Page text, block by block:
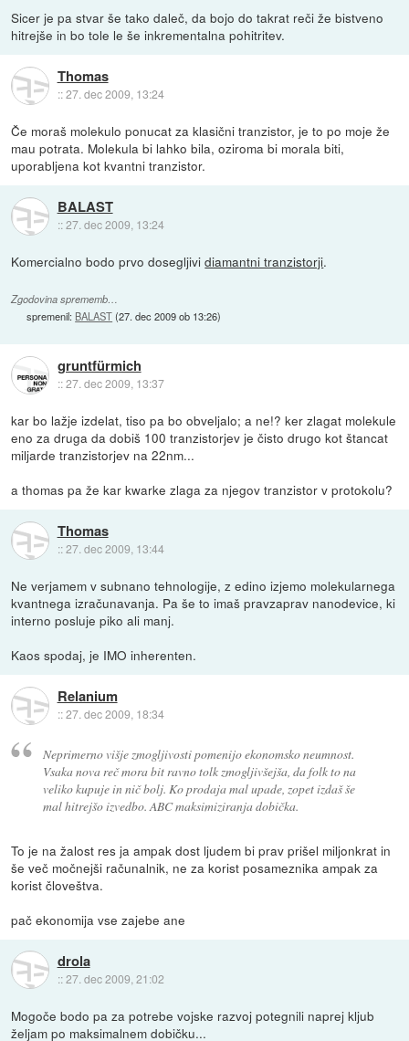
Sicer je pa stvar še tako daleč, da bojo do takrat reči že bistveno
hitrejše in bo tole le še inkrementalna pohitritev.
Thomas
::27. dec 2009, 13:24
Če moraš molekulo ponucat za klasični tranzistor, je to po moje že
mau potrata. Molekula bi lahko bila, oziroma bi morala biti,
uporabljena kot kvantni tranzistor.
BALAST
::27. dec 2009, 13:24
Komercialno bodo prvo dosegljividiamantni tranzistorji.
Zgodovina sprememb…
spremenil: BALAST(27. dec 2009 ob 13:26)
gruntfürmich
::27. dec 2009, 13:37
kar bo lažje izdelat, tiso pa bo obveljalo; a ne!? ker zlagat molekule
eno za druga da dobiš 100 tranzistorjev je čisto drugo kot štancat
miljarde tranzistorjev na 22nm...
a thomas pa že kar kwarke zlaga za njegov tranzistor v protokolu?
Thomas
::27. dec 2009, 13:44
Ne verjamem v subnano tehnologije, z edino izjemo molekularnega
kvantnega izračunavanja. Pa še to imaš pravzaprav nanodevice, ki
interno posluje piko ali manj.
Kaos spodaj, je IMO inherenten.
Relanium
::27. dec 2009, 18:34
Neprimerno višje zmogljivosti pomenijo ekonomsko neumnost.
Vsaka nova reč mora bit ravno tolk zmogljivšejša, da folk to na
veliko kupuje in nič bolj. Ko prodaja mal upade, zopet izdaš še
mal hitrejšo izvedbo. ABC maksimiziranja dobička.
To je na žalost res ja ampak dost ljudem bi prav prišel miljonkrat in
še več močnejši računalnik, ne za korist posameznika ampak za
korist človeštva.
pač ekonomija vse zajebe ane
drola
::27. dec 2009, 21:02
Mogoče bodo pa za potrebe vojske razvoj potegnili naprej kljub
željam po maksimalnem dobičku...